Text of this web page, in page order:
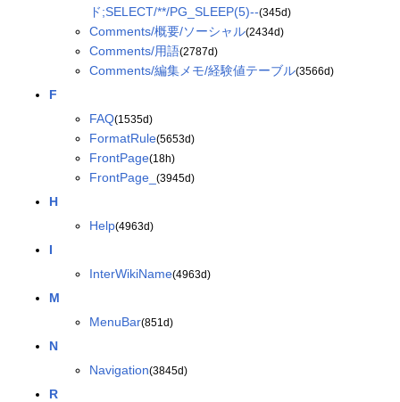
ド;SELECT/**/PG_SLEEP(5)--(345d)
Comments/概要/ソーシャル(2434d)
Comments/用語(2787d)
Comments/編集メモ/経験値テーブル(3566d)
F
FAQ(1535d)
FormatRule(5653d)
FrontPage(18h)
FrontPage_ (3945d)
H
Help(4963d)
I
InterWikiName(4963d)
M
MenuBar(851d)
N
Navigation(3845d)
R